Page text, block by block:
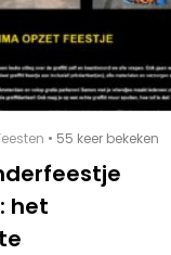
• 55 keer bekeken
het